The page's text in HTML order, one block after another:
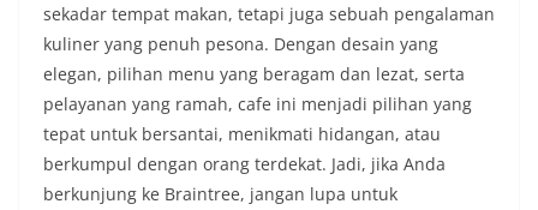
sekadar tempat makan, tetapi juga sebuah pengalaman
kuliner yang penuh pesona. Dengan desain yang
elegan, pilihan menu yang beragam dan lezat, serta
pelayanan yang ramah, cafe ini menjadi pilihan yang
tepat untuk bersantai, menikmati hidangan, atau
berkumpul dengan orang terdekat. Jadi, jika Anda
berkunjung ke Braintree, jangan lupa untuk